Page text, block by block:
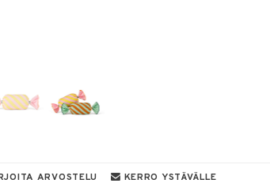
ARVOSTELU KERRO YSTÄVÄLLE